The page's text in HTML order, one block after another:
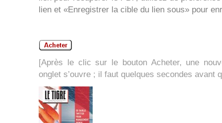
lien et «Enregistrer la cible du lien sous» pour
[Après le clic sur le bouton Acheter, une
onglet s’ouvre ; il faut quelques secondes avant